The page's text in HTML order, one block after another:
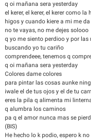
q oi mañana sera yesterday
el kerer, el kerer, el kerer como
higos y cuando kiere a mi me
no te vayas, no me dejes solooo
q yo me siento perdioo y por las
buscando yo tu cariño
comprendeee, tenemos q
q oi mañana sera yesterday
Colores dame colores
para pintar las cosas aunke
iwale el de tus ojos y el de tu
eres la pila q alimenta mi
q alumbra los caminos
pa q el amor nunca mas se
(BIS)
He hecho lo k podio, espero k